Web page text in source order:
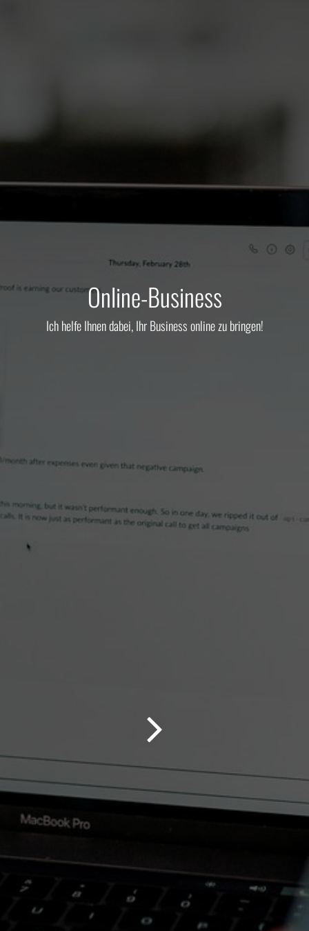
Online-Business
Ich helfe Ihnen dabei, Ihr Business online zu bringen!